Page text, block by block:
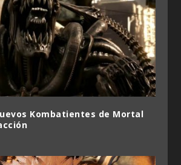
Kombatientes de Mortal